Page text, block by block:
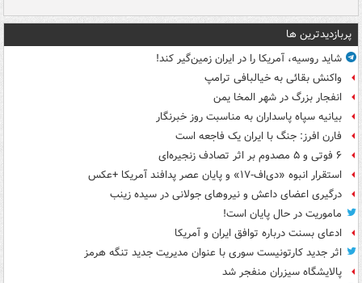
پربازدیدترین ها
شاید روسیه، آمریکا را در ایران زمین‌گیر کند!
واکنش بقائی به خیالبافی ترامپ
انفجار بزرگ در شهر المخا یمن
بیانیه سپاه پاسداران به مناسبت روز خبرنگار
فارن افرز: جنگ با ایران یک فاجعه است
۶ فوتی و ۵ مصدوم بر اثر تصادف زنجیره‌ای
استقرار انبوه «دی‌اف‑۱۷» و پایان عصر پدافند آمریکا +عکس
درگیری اعضای داعش و نیروهای جولانی در سیده زینب
ماموریت در حال پایان است!
ادعای بسنت درباره توافق ایران و آمریکا
اثر جدید کارتونیست سوری با عنوان مدیریت جدید تنگه هرمز
پالایشگاه سیزران منفجر شد